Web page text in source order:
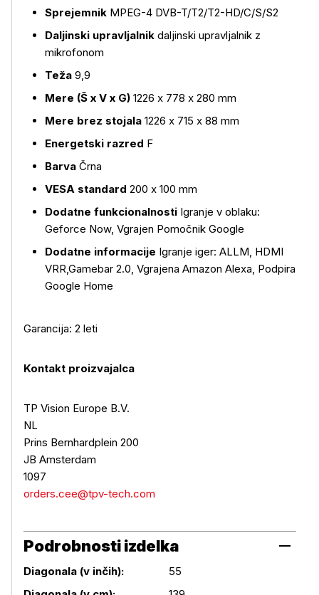
Sprejemnik MPEG-4 DVB-T/T2/T2-HD/C/S/S2
Daljinski upravljalnik daljinski upravljalnik z
mikrofonom
Teža 9,9
Mere (Š x V x G) 1226 x 778 x 280 mm
Mere brez stojala 1226 x 715 x 88 mm
Energetski razred F
Barva Črna
VESA standard 200 x 100 mm
Dodatne funkcionalnosti Igranje v oblaku:
Geforce Now, Vgrajen Pomočnik Google
Dodatne informacije Igranje iger: ALLM, HDMI
VRR,Gamebar 2.0, Vgrajena Amazon Alexa, Podpira
Google Home
Garancija: 2 leti
Kontakt proizvajalca
TP Vision Europe B.V.
NL
Prins Bernhardplein 200
JB Amsterdam
1097
orders.cee@tpv-tech.com
Podrobnosti izdelka
Diagonala (v inčih):
55